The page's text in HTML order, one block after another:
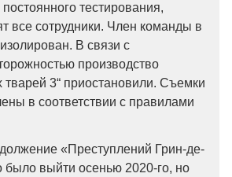
тестирования,
все сотрудники. Член команды в
В связи с
производство
тварей 3“ приостановили. Съемки
в соответствии с правилами
«Преступлений Грин-де-
было выйти осенью 2020-го, но